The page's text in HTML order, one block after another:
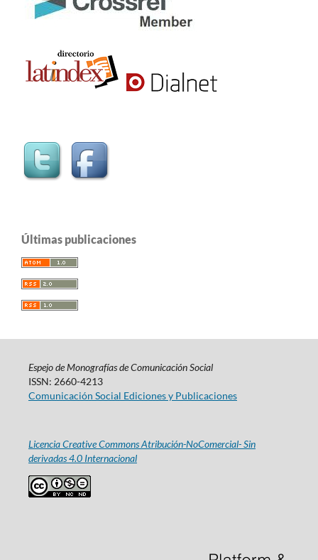
Últimas publicaciones
Espejo de Monografías de Comunicación Social
ISSN: 2660-4213
Comunicación Social Ediciones y Publicaciones
Licencia Creative Commons Atribución-NoComercial- Sin
derivadas 4.0 Internacional